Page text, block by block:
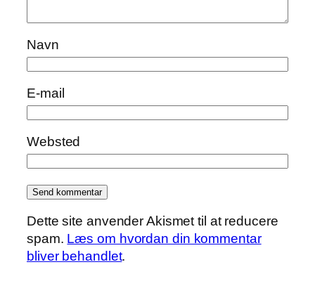
Navn
E-mail
Websted
Dette site anvender Akismet til at reducere
spam. Læs om hvordan din kommentar
bliver behandlet.